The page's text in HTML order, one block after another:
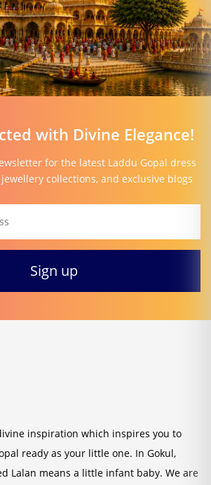
with Divine Elegance!
for the latest Laddu Gopal dress
collections, and exclusive blogs
inspiration which inspires you to
ready as your little one. In Gokul,
Lalan means a little infant baby. We are